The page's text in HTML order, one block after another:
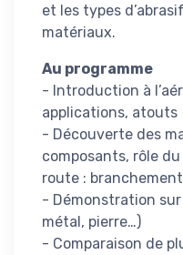
et les types
matériaux.
Au programme
- Introduction à
applications, atouts
- Découverte des
composants, rôle
route :
- Démonstration
métal, pierre…)
- Comparaison de